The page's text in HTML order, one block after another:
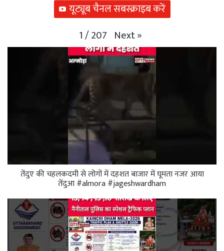
यूट्यूब चैनल सबस्क्राइब करें
1/207 Next»
तेंदुए की चहलकदमी से लोगों में दहशत बाजार में घूमता नजर आया
तेंदुआ #almora #jageshwardham